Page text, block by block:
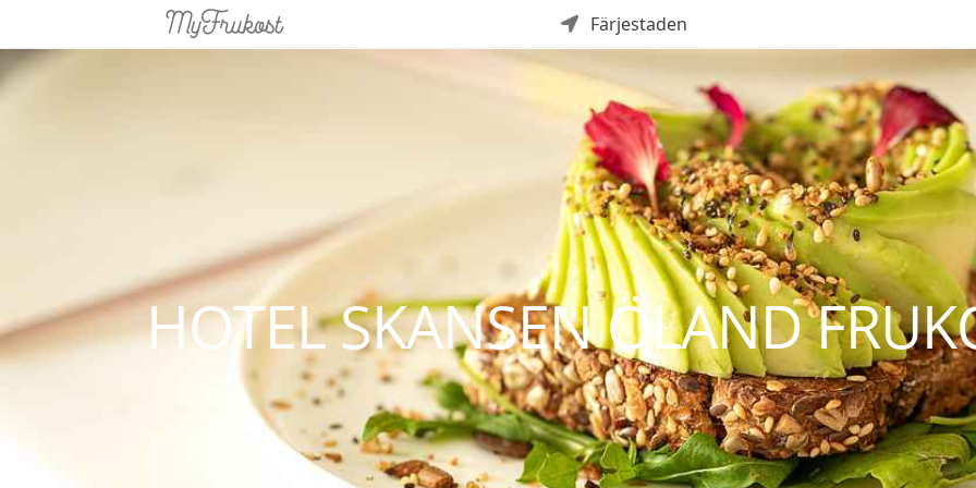
Färjestaden
HOTEL SKANSEN ÖLAND